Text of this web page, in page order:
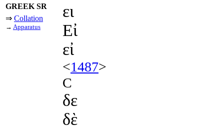
GREEK SR
⇒ Collation
→ Apparatus
ει
Εἰ
εἰ
<1487>
C
δε
δὲ